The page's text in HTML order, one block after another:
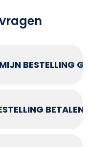
BESTELLING
BETALEN?